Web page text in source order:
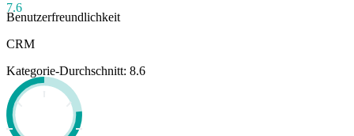
7.6
Benutzerfreundlichkeit
CRM
Kategorie-Durchschnitt: 8.6